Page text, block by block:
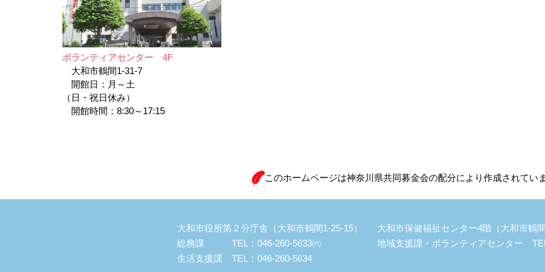
ボランティアセンター 4F
大和市鶴間1-31-7
開館日：月～土
（日・祝日休み）
開館時間：8:30～17:15
このホームページは神奈川県共同募金会の配分により作成されていま
大和市役所第２分庁舎（大和市鶴間1-25-15）
総務課 TEL：046-260-5633㈹
生活支援課 TEL：046-260-5634
大和市保健福祉センター4階（大和市鶴間
地域支援課・ボランティアセンター